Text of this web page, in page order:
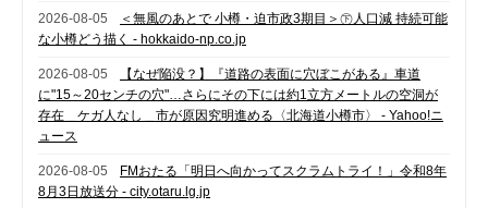
2026-08-05
＜無風のあとで 小樽・迫市政3期目＞㊦人口減 持続可能
な小樽どう描く - hokkaido-np.co.jp
2026-08-05
【なぜ陥没？】『道路の表面に穴ぼこがある』車道
に"15～20センチの穴"…さらにその下には約1立方メートルの空洞が
存在＿ケガ人なし＿市が原因究明進める〈北海道小樽市〉 - Yahoo!ニ
ュース
2026-08-05
FMおたる「明日へ向かってスクラムトライ！」令和8年
8月3日放送分 - city.otaru.lg.jp